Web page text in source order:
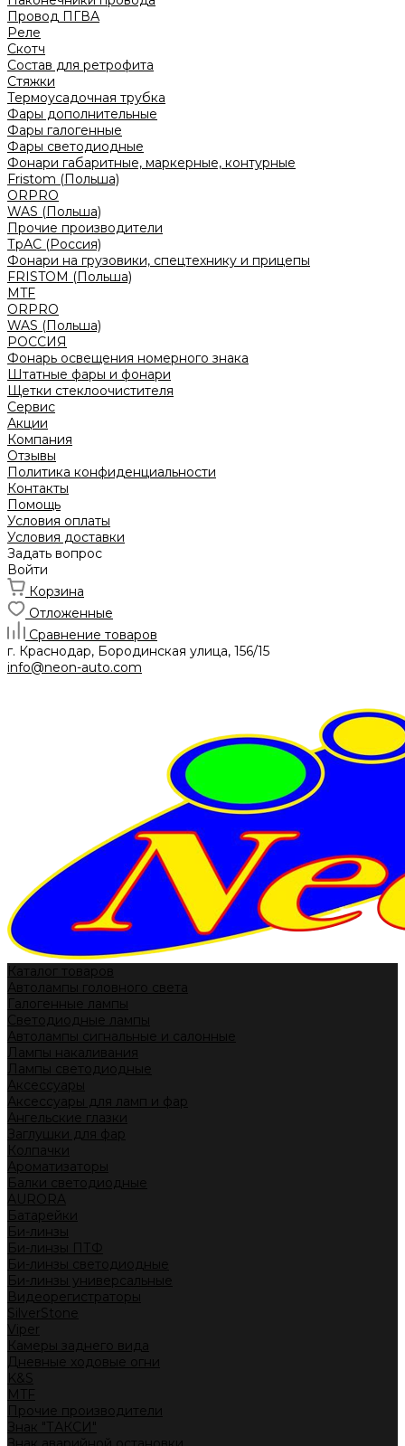
Провод ПГВА
Реле
Скотч
Состав для ретрофита
Стяжки
Термоусадочная трубка
Фары дополнительные
Фары галогенные
Фары светодиодные
Фонари габаритные, маркерные, контурные
Fristom (Польша)
ORPRO
WAS (Польша)
Прочие производители
ТрАС (Россия)
Фонари на грузовики, спецтехнику и прицепы
FRISTOM (Польша)
MTF
ORPRO
WAS (Польша)
РОССИЯ
Фонарь освещения номерного знака
Штатные фары и фонари
Щетки стеклоочистителя
Сервис
Акции
Компания
Отзывы
Политика конфиденциальности
Контакты
Помощь
Условия оплаты
Условия доставки
Задать вопрос
Войти
Корзина
Отложенные
Сравнение товаров
г. Краснодар, Бородинская улица, 156/15
info@neon-auto.com
Каталог товаров
Автолампы головного света
Галогенные лампы
Светодиодные лампы
Автолампы сигнальные и салонные
Лампы накаливания
Лампы светодиодные
Аксессуары
Аксессуары для ламп и фар
Ангельские глазки
Заглушки для фар
Колпачки
Ароматизаторы
Балки светодиодные
AURORA
Батарейки
Би-линзы
Би-линзы ПТФ
Би-линзы светодиодные
Би-линзы универсальные
Видеорегистраторы
SilverStone
Viper
Камеры заднего вида
Дневные ходовые огни
K&S
MTF
Прочие производители
Знак "ТАКСИ"